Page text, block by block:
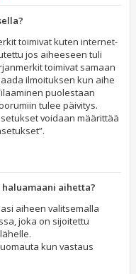
toimivat kuten internet-
jos aiheeseen tuli
toimivat samaan
ilmoituksen kun aihe
puolestaan
tulee päivitys.
voidaan määrittää
aihetta?
aiheen valitsemalla
joka on sijoitettu
kun vastaus